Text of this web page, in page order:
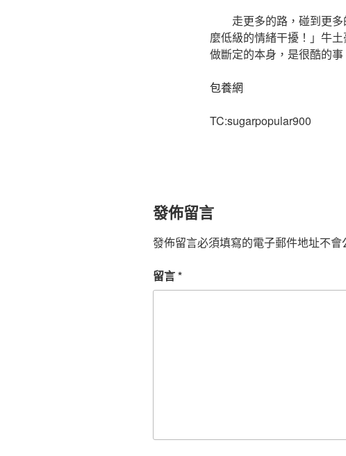
走更多的路，碰到更
麼低級的情緒干擾！」牛
做斷定的本身，是很酷的
包養網
TC:sugarpopular900
發佈留言
發佈留言必須填寫的電子郵件地址不會
留言*